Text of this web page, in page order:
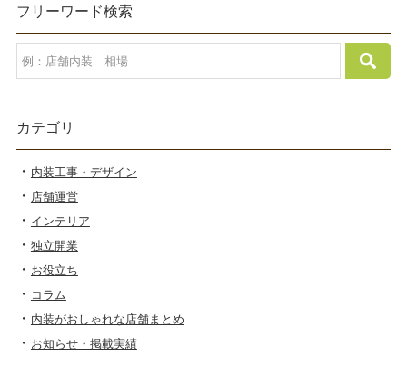
フリーワード検索
カテゴリ
内装工事・デザイン
店舗運営
インテリア
独立開業
お役立ち
コラム
内装がおしゃれな店舗まとめ
お知らせ・掲載実績